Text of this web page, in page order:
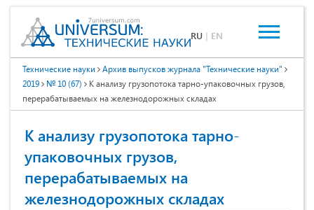
RU | EN
Технические науки
Архив выпусков журнала "Технические науки"
2019
№ 10 (67)
К анализу грузопотока тарно-упаковочных грузов,
перерабатываемых на железнодорожных складах
К анализу грузопотока тарно-
упаковочных грузов,
перерабатываемых на
железнодорожных складах